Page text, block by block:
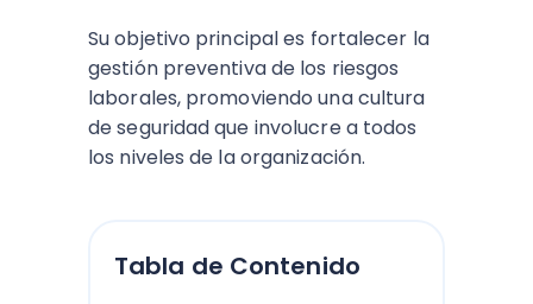
Su objetivo principal es fortalecer la
gestión preventiva de los riesgos
laborales, promoviendo una cultura
de seguridad que involucre a todos
los niveles de la organización.
Tabla de Contenido